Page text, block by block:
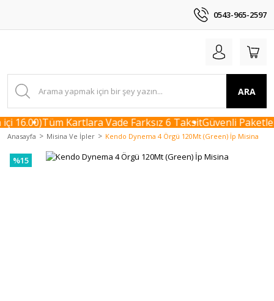
0543-965-2597
ARA
16.00)Tüm Kartlara Vade Farksız 6 TaksitGüvenli
Anasayfa Misina Ve İpler Kendo Dynema 4 Örgü 120Mt (Green) İp Misina
%15